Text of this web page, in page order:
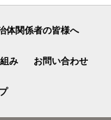
体関係者の皆様へ
み お問い合わせ